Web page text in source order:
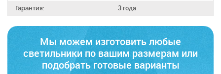
Гарантия:
3 года
Мы можем изготовить любые
светильники по вашим размерам или
подобрать готовые варианты